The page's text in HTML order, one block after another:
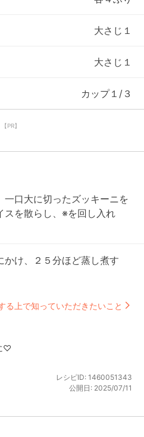
大さじ１
大さじ１
カップ１/３
【PR】
一口大に切ったズッキーニを
スを散らし、※を回し入れ
かけ、２５分ほど蒸し煮す
る上で知っていただきたいこと
♡
レシピID: 1460051343
公開日: 2025/07/11